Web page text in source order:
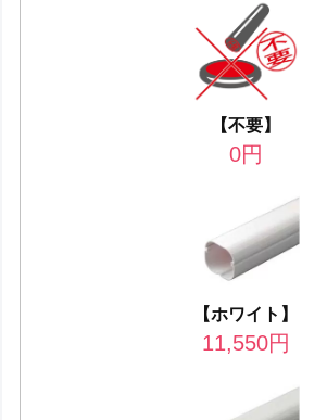
【不要】
0円
【ホワイト】
11,550円